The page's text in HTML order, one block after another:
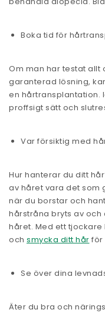
Boka tid för
Om man har testat allt
garanterad lösning,
en hårtransplantation.
proffsigt sätt och
Var försiktig med
Hur hanterar du ditt
av håret vara det som
när du borstar och
hårstråna bryts av
håret. Med ett
och smycka ditt hår för
Se över dina
Äter du bra och